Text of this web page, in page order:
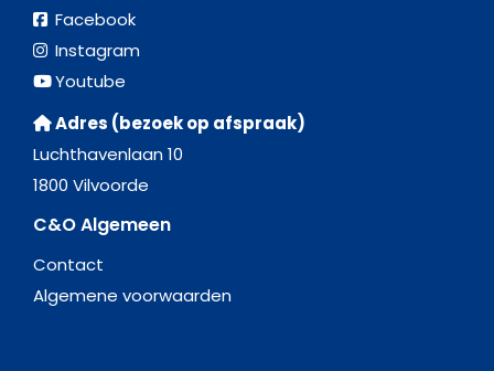
Facebook
Instagram
Youtube
Adres (bezoek op afspraak)
Luchthavenlaan 10
1800 Vilvoorde
C&O Algemeen
Contact
Algemene voorwaarden